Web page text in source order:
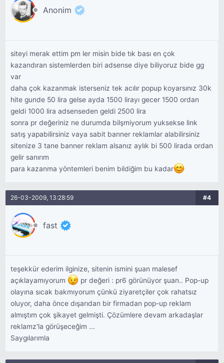
Anonim
siteyi merak ettim pm ler misin bide tık bası en çok
kazandıran sistemlerden biri adsense diye biliyoruz bide gg
var
daha çok kazanmak isterseniz tek acılır popup koyarsınız 30k
hite gunde 50 lira gelse ayda 1500 lirayı gecer 1500 ordan
geldi 1000 lira adsenseden geldi 2500 lira
sonra pr değeriniz ne durumda bilşmiyorum yuksekse link
satış yapabilirsiniz vaya sabit banner reklamlar alabilirsiniz
sitenize 3 tane banner reklam alsanız aylık bi 500 lirada ordan
gelir sanırım
para kazanma yöntemleri benim bildiğim bu kadar
26-03-2009, 13:28:59 #4
fast
teşekkür ederim ilginize, sitenin ismini şuan malesef
açıklayamıyorum
pr değeri : pr6 görünüyor şuan.. Pop-up
olayına sıcak bakmıyorum çünkü ziyaretçiler çok rahatsız
oluyor, daha önce dışarıdan bir firmadan pop-up reklam
almıştım çok şikayet gelmişti. Çözümlere devam arkadaşlar
reklamz'la görüşeceğim ...
Saygılarımla